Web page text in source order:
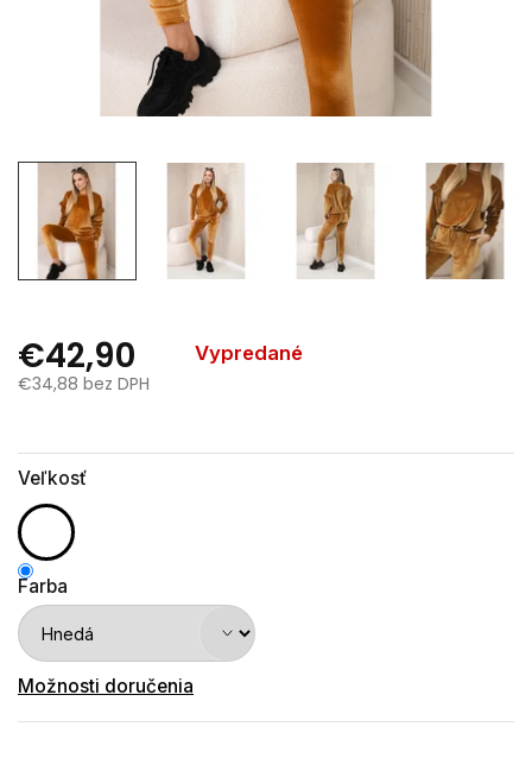
€42,90
Vypredané
€34,88 bez DPH
Veľkosť
Farba
Možnosti doručenia